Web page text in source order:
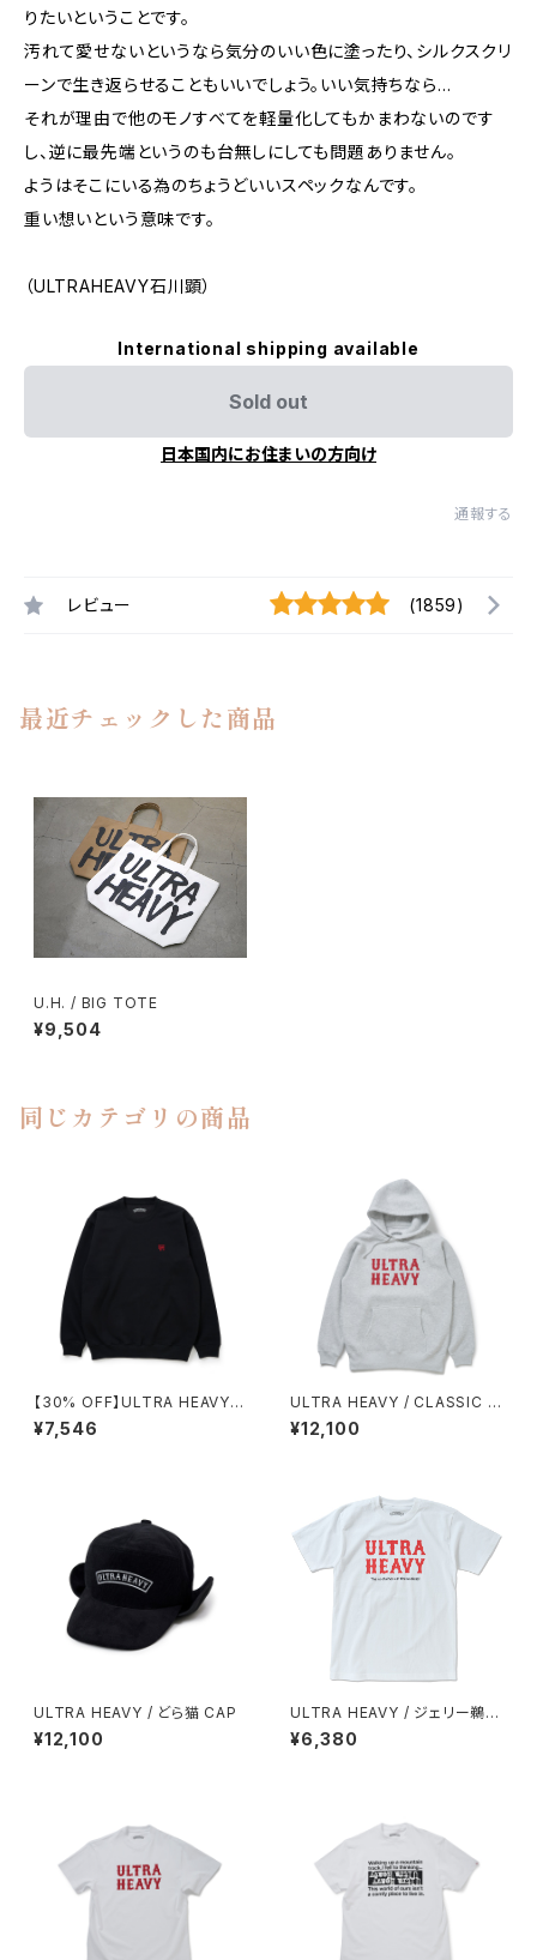
りたいということです。
汚れて愛せないというなら気分のいい色に塗ったり、シルクスクリ
ーンで生き返らせることもいいでしょう。いい気持ちなら…
それが理由で他のモノすべてを軽量化してもかまわないのです
し、逆に最先端というのも台無しにしても問題ありません。
ようはそこにいる為のちょうどいいスペックなんです。
重い想いという意味です。
（ULTRAHEAVY石川顕）
International shipping available
Sold out
日本国内にお住まいの方向け
通報する
レビュー (1859)
最近チェックした商品
U.H. / BIG TOTE
¥9,504
同じカテゴリの商品
【30% OFF】ULTRA HEAVY /
CLASSIC SWEAT
¥7,546
ULTRA HEAVY / CLASSIC H
OODIE
¥12,100
ULTRA HEAVY / どら猫 CAP
¥12,100
ULTRA HEAVY / ジェリー鵜飼
クラシカルライン TEE
¥6,380